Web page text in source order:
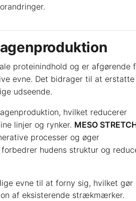
proteinindhold og er afgørende
evne. Det bidrager til at
udseende.
hvilket reducerer
linjer og rynker. MESO
processer og øger
hudens struktur og
evne til at forny sig, hvilket gør
af eksisterende strækmærker.